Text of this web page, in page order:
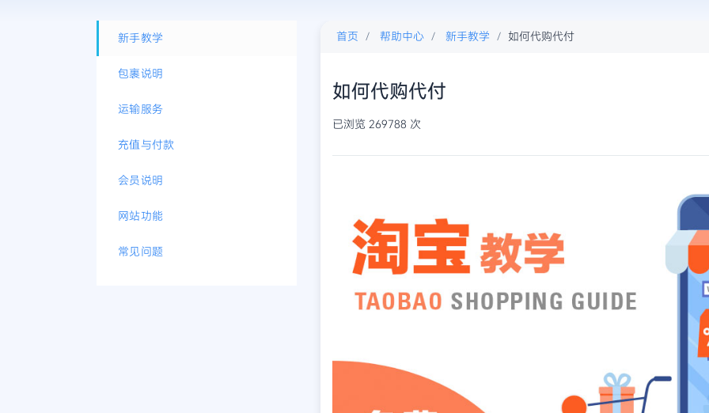
首页 帮助中心 新手教学 如何代购代付
如何代购代付
已浏览 269788 次
新手教学
包裹说明
运输服务
充值与付款
会员说明
网站功能
常见问题